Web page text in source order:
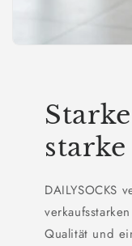
DAILYSOCKS
Qualität und